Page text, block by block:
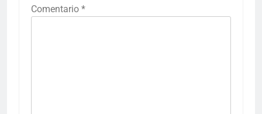
Comentario *